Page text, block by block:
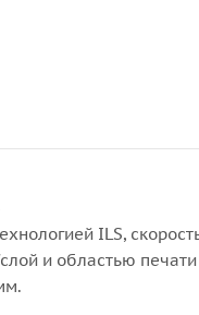
ILS,
и областью печати